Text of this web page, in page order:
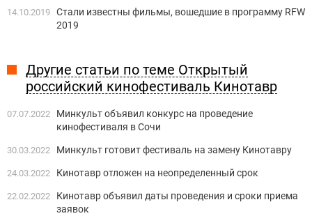
14.10.2019 Стали известны фильмы, вошедшие в программу RFW
2019
Другие статьи по теме Открытый
российский кинофестиваль Кинотавр
07.07.2022
Минкульт объявил конкурс на проведение
кинофестиваля в Сочи
30.03.2022 Минкульт готовит фестиваль на замену Кинотавру
24.03.2022 Кинотавр отложен на неопределенный срок
22.02.2022
Кинотавр объявил даты проведения и сроки приема
заявок